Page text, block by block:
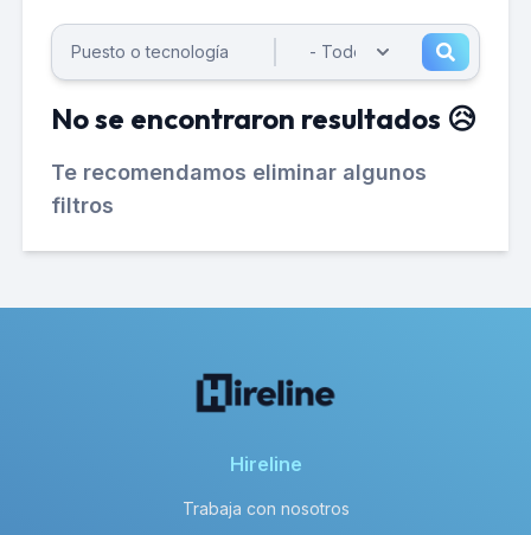
No se encontraron resultados 😥
Te recomendamos eliminar algunos
filtros
Hireline
Trabaja con nosotros